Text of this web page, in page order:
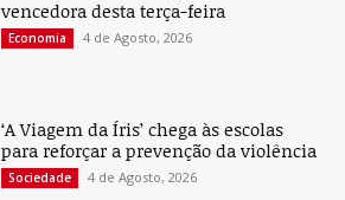
vencedora desta terça-feira
Economia 4 de Agosto, 2026
‘A Viagem da Íris’ chega às escolas
para reforçar a prevenção da violência
Sociedade 4 de Agosto, 2026